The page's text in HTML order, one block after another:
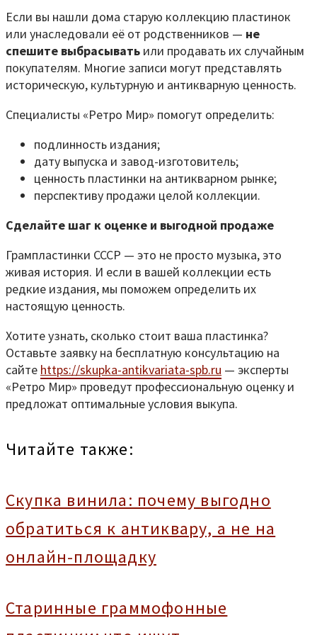
Если вы нашли дома старую коллекцию пластинок
или унаследовали её от родственников — не
спешите выбрасывать или продавать их случайным
покупателям. Многие записи могут представлять
историческую, культурную и антикварную ценность.
Специалисты «Ретро Мир» помогут определить:
подлинность издания;
дату выпуска и завод-изготовитель;
ценность пластинки на антикварном рынке;
перспективу продажи целой коллекции.
Сделайте шаг к оценке и выгодной продаже
Грампластинки СССР — это не просто музыка, это
живая история. И если в вашей коллекции есть
редкие издания, мы поможем определить их
настоящую ценность.
Хотите узнать, сколько стоит ваша пластинка?
Оставьте заявку на бесплатную консультацию на
сайте https://skupka-antikvariata-spb.ru — эксперты
«Ретро Мир» проведут профессиональную оценку и
предложат оптимальные условия выкупа.
Читайте также:
Скупка винила: почему выгодно
обратиться к антиквару, а не на
онлайн-площадку
Старинные граммофонные